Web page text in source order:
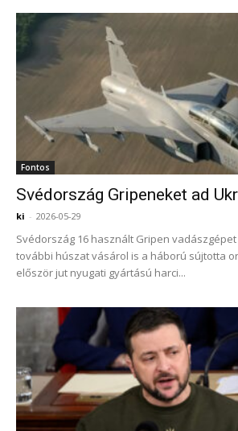
Fontos
Svédország Gripeneket ad
ki - 2026-05-29
Svédország 16 használt Gripen
további húszat vásárol is a háború sújtotta
először jut nyugati gyártású harci...